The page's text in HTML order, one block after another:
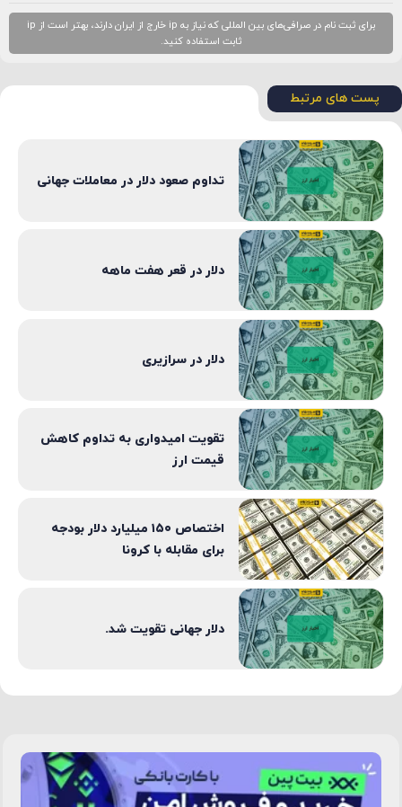
برای ثبت نام در صرافی‌های بین المللی که نیاز به ip خارج از ایران دارند، بهتر است از ip
ثابت استفاده کنید.
پست های مرتبط
تداوم صعود دلار در معاملات جهانی
دلار در قعر هفت ماهه
دلار در سرازیری
تقویت امیدواری به تداوم کاهش
قیمت ارز
اختصاص ۱۵۰ میلیارد دلار بودجه
برای مقابله با کرونا
دلار جهانی تقویت شد.